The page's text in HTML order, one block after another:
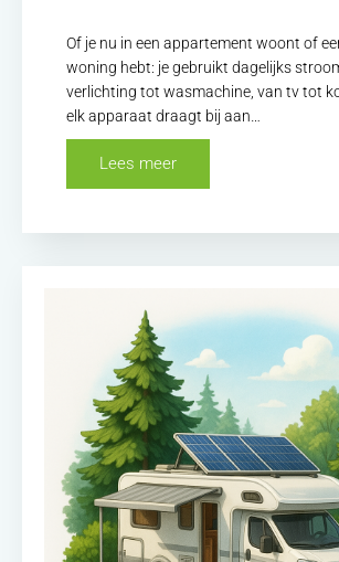
Of je nu in een appartement woont of
woning hebt: je gebruikt dagelijks
verlichting tot wasmachine, van tv tot
elk apparaat draagt bij aan…
Lees meer